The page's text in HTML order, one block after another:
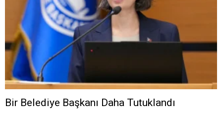
Bir Belediye Başkanı Daha Tutuklandı